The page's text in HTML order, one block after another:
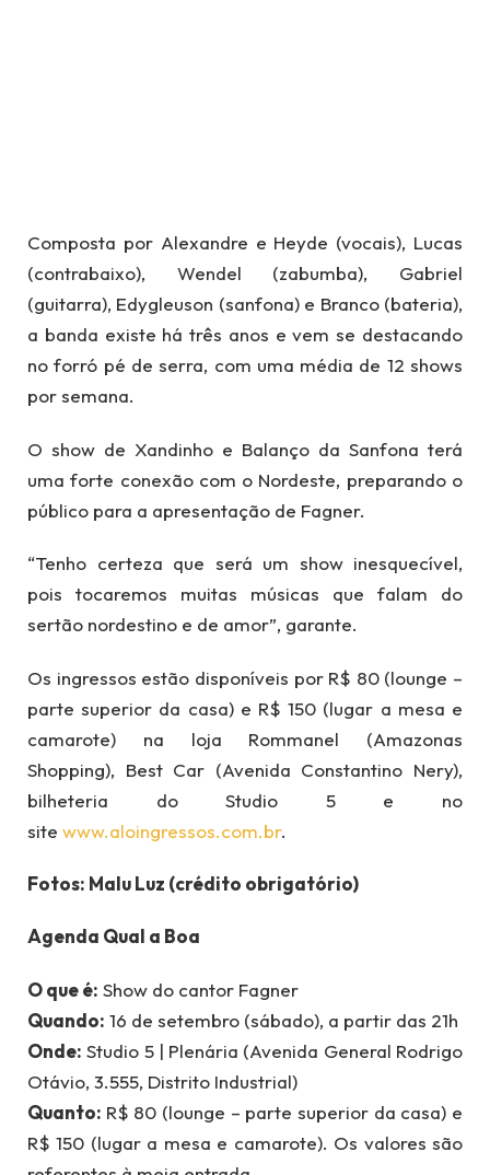
Composta por Alexandre e Heyde (vocais), Lucas
(contrabaixo), Wendel (zabumba), Gabriel
(guitarra), Edygleuson (sanfona) e Branco (bateria),
a banda existe há três anos e vem se destacando
no forró pé de serra, com uma média de 12 shows
por semana.
O show de Xandinho e Balanço da Sanfona terá
uma forte conexão com o Nordeste, preparando o
público para a apresentação de Fagner.
“Tenho certeza que será um show inesquecível,
pois tocaremos muitas músicas que falam do
sertão nordestino e de amor”, garante.
Os ingressos estão disponíveis por R$ 80 (lounge –
parte superior da casa) e R$ 150 (lugar a mesa e
camarote) na loja Rommanel (Amazonas
Shopping), Best Car (Avenida Constantino Nery),
bilheteria do Studio 5 e no
site www.aloingressos.com.br.
Fotos: Malu Luz (crédito obrigatório)
Agenda Qual a Boa
O que é: Show do cantor Fagner
Quando: 16 de setembro (sábado), a partir das 21h
Onde: Studio 5 | Plenária (Avenida General Rodrigo
Otávio, 3.555, Distrito Industrial)
Quanto: R$ 80 (lounge – parte superior da casa) e
R$ 150 (lugar a mesa e camarote). Os valores são